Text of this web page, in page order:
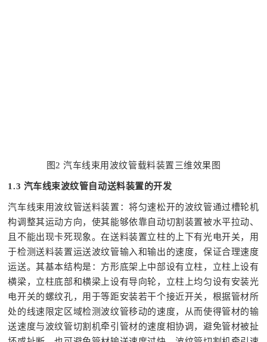
图2 汽车线束用波纹管载料装置三维效果图
1.3 汽车线束波纹管自动送料装置的开发
汽车线束用波纹管送料装置：将匀速松开的波纹管通过槽轮机
构调整其运动方向，使其能够依靠自动切割装置被水平拉动、
且不能出现卡死现象。在送料装置立柱的上下有光电开关，用
于检测送料装置运送波纹管输入和输出的速度，保证合理速度
运送。其基本结构是：方形底架上中部设有立柱，立柱上设有
横梁，立柱底部和横梁上设有导向轮，立柱上均匀设有安装光
电开关的螺纹孔，用于等距安装若干个接近开关，根据管材所
处的线速限定区域检测波纹管移动的速度，从而使得管材的输
送速度与波纹管切割机牵引管材的速度相协调，避免管材被扯